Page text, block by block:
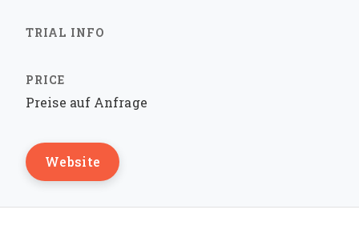
Preise auf Anfrage
Website